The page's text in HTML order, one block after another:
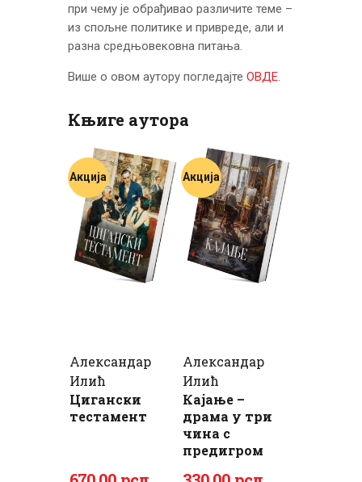
при чему је обрађивао различите теме –
из спољне политике и привреде, али и
разна средњовековна питања.
Више о овом аутору погледајте ОВДЕ.
Књиге аутора
Акција
Александар
Илић
Цигански
тестамент
Акција
Александар
Илић
Кајање –
драма у три
чина с
предигром